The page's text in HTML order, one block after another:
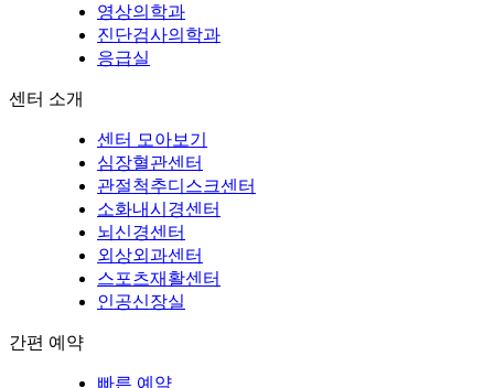
영상의학과
진단검사의학과
응급실
센터 소개
센터 모아보기
심장혈관센터
관절척추디스크센터
소화내시경센터
뇌신경센터
외상외과센터
스포츠재활센터
인공신장실
간편 예약
빠른 예약